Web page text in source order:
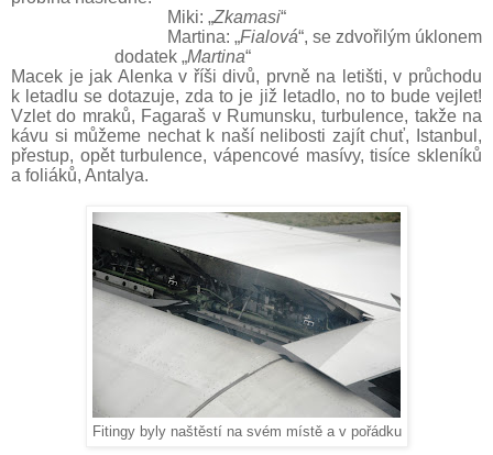
Miki: „Zkamasi“
Martina: „Fialová“, se zdvořilým úklonem
dodatek „Martina“
Macek je jak Alenka v říši divů, prvně na letišti, v průchodu
k letadlu se dotazuje, zda to je již letadlo, no to bude vejlet!
Vzlet do mraků, Fagaraš v Rumunsku, turbulence, takže na
kávu si můžeme nechat k naší nelibosti zajít chuť, Istanbul,
přestup, opět turbulence, vápencové masívy, tisíce skleníků
a foliáků, Antalya.
Fitingy byly naštěstí na svém místě a v pořádku